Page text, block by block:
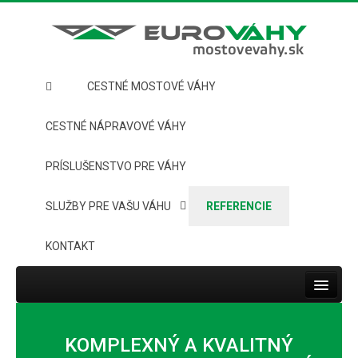
CESTNÉ MOSTOVÉ VÁHY
CESTNÉ NÁPRAVOVÉ VÁHY
PRÍSLUŠENSTVO PRE VÁHY
SLUŽBY PRE VAŠU VÁHU REFERENCIE
KONTAKT
Toggle
CESTNÉ MOSTOVÉ VÁHY
KOMPLEXNÝ A KVALITNÝ